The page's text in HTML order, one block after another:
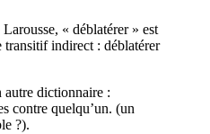
« déblatérer » est
transitif indirect : déblatérer
autre dictionnaire :
contre quelqu’un. (un
?).